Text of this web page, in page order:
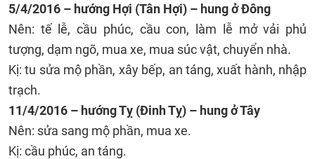
5/4/2016 – hướng Hợi (Tân Hợi) – hung ở Đông
Nên: tế lễ, cầu phúc, cầu con, làm lễ mở vải phủ
tượng, dạm ngõ, mua xe, mua súc vật, chuyển nhà.
Kị: tu sửa mộ phần, xây bếp, an táng, xuất hành, nhập
trạch.
11/4/2016 – hướng Tỵ (Đinh Tỵ) – hung ở Tây
Nên: sửa sang mộ phần, mua xe.
Kị: cầu phúc, an táng.